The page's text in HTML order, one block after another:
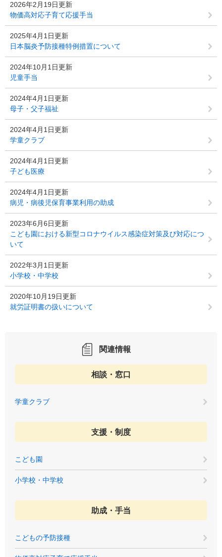
2026年2月19日更新
物価高対応子育て応援手当
2025年4月1日更新
日本脳炎予防接種特例措置について
2024年10月1日更新
児童手当
2024年4月1日更新
母子・父子福祉
2024年4月1日更新
学童クラブ
2024年4月1日更新
子ども医療
2024年4月1日更新
病児・病後児保育事業利用の助成
2023年6月6日更新
こども園における新型コロナウイルス感染症対策及び対応につ
いて
2022年3月1日更新
小学校・中学校
2020年10月19日更新
就労証明書の扱いについて
関連情報
相談・窓口
学童クラブ
支援・制度
こども園
小学校・中学校
助成・手当
こどもの予防接種